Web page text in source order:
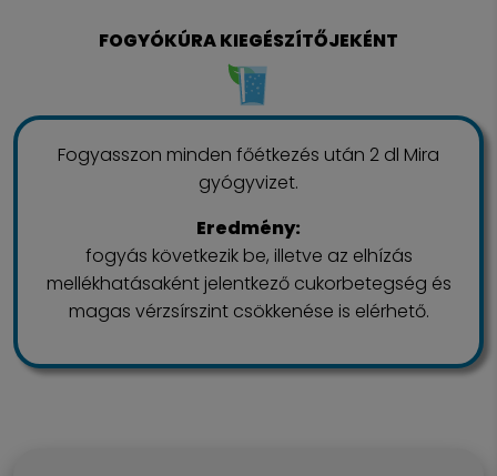
FOGYÓKÚRA KIEGÉSZÍTŐJEKÉNT
Fogyasszon minden főétkezés után 2 dl Mira
gyógyvizet.
Eredmény:
fogyás következik be, illetve az elhízás
mellékhatásaként jelentkező cukorbetegség és
magas vérzsírszint csökkenése is elérhető.